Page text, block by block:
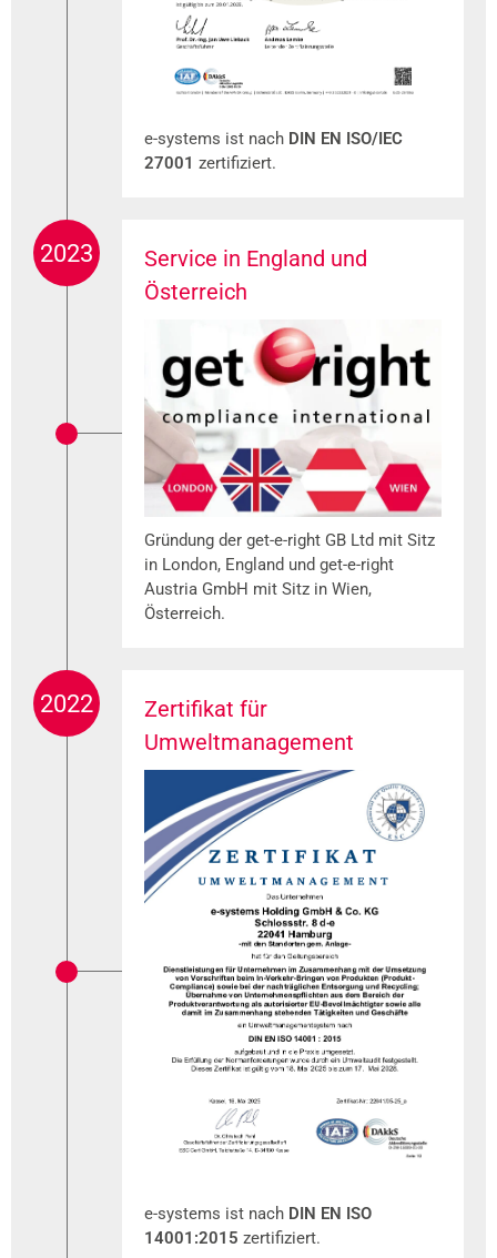
e-systems ist nach DIN EN ISO/IEC
27001 zertifiziert.
2023
Service in England und
Österreich
Gründung der get-e-right GB Ltd mit Sitz
in London, England und get-e-right
Austria GmbH mit Sitz in Wien,
Österreich.
2022
Zertifikat für
Umweltmanagement
e-systems ist nach DIN EN ISO
14001:2015 zertifiziert.